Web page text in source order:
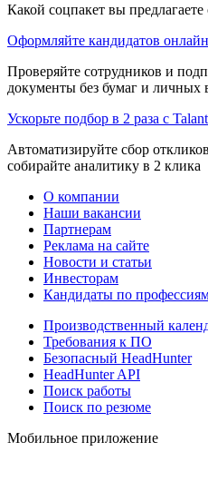
Какой соцпакет вы
Оформляйте кандидатов онлайн
Проверяйте сотрудников и
документы без бумаг и личных
Ускорьте подбор в 2 раза с
Автоматизируйте сбор
собирайте аналитику в 2 клика
О компании
Наши вакансии
Партнерам
Реклама на сайте
Новости и статьи
Инвесторам
Кандидаты по
Производственный
Требования к ПО
Безопасный HeadHunter
HeadHunter API
Поиск работы
Поиск по резюме
Мобильное приложение